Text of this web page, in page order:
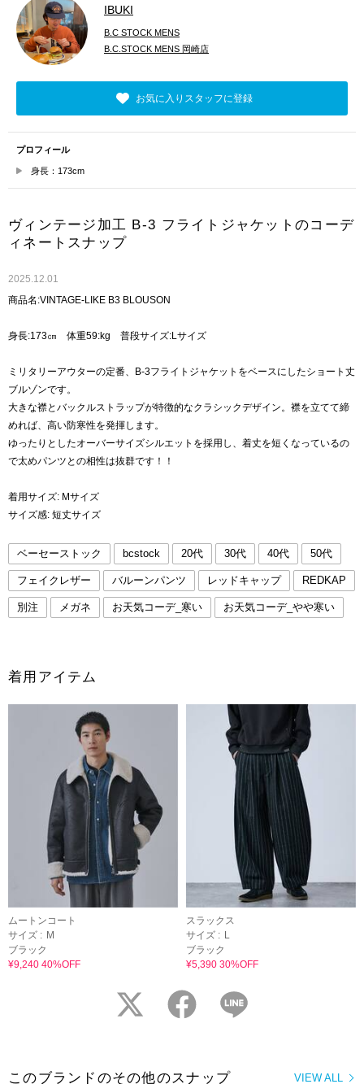
IBUKI
B.C STOCK MENS
B.C.STOCK MENS 岡崎店
お気に入りスタッフに登録
プロフィール
身長：173cm
ヴィンテージ加工 B-3 フライトジャケットのコーデ
ィネートスナップ
2025.12.01
商品名:VINTAGE-LIKE B3 BLOUSON
身長:173㎝ 体重59:kg 普段サイズ:Lサイズ
ミリタリーアウターの定番、B-3フライトジャケットをベースにしたショート丈
ブルゾンです。
大きな襟とバックルストラップが特徴的なクラシックデザイン。襟を立てて締
めれば、高い防寒性を発揮します。
ゆったりとしたオーバーサイズシルエットを採用し、着丈を短くなっているの
で太めパンツとの相性は抜群です！！
着用サイズ: Mサイズ
サイズ感: 短丈サイズ
ベーセーストック bcstock 20代 30代 40代 50代
フェイクレザー バルーンパンツ レッドキャップ REDKAP
別注 メガネ お天気コーデ_寒い お天気コーデ_やや寒い
着用アイテム
ムートンコート
サイズ : M
ブラック
¥9,240 40%OFF
スラックス
サイズ : L
ブラック
¥5,390 30%OFF
twitter facebook
VIEW ALL
このブランドのその他のスナップ